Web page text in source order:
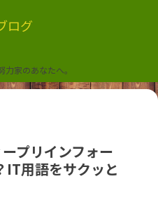
ログ
家のあなたへ。
プリインフォー
IT用語をサクッと